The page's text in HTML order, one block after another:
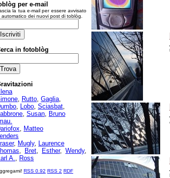
per e-mail
la tua e-mail per essere avvisato
automatico dei nuovi post di toblòg.
in fotoblòg
, Rutto, Gaglia,
, Lobo, Sciasbat,
, Susan, Bruno
, Matteo
, Mugly, Laurence
, Bret, Esther, Wendy,
A., Ross
RSS 0.92 RSS 2 RDF